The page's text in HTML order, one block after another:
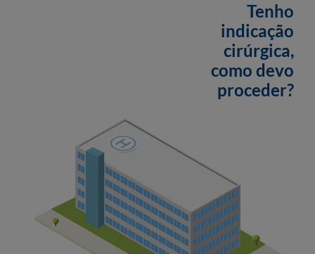
Tenho
indicação
cirúrgica,
como devo
proceder?